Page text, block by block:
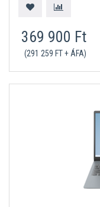
369 900 Ft
(291 259 FT + ÁFA)